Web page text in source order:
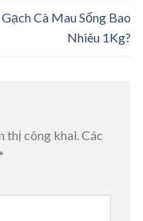
Cà Mau Sống Bao
Nhiêu 1Kg?
thị công khai.Các
*